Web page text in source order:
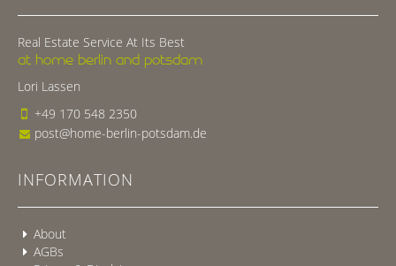
Real Estate Service At Its Best
at home berlin and potsdam
Lori Lassen
+49 170 548 2350
post@home-berlin-potsdam.de
INFORMATION
About
AGBs